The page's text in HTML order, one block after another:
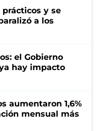
prácticos y se
a los
el Gobierno
hay impacto
aumentaron 1,6%
mensual más